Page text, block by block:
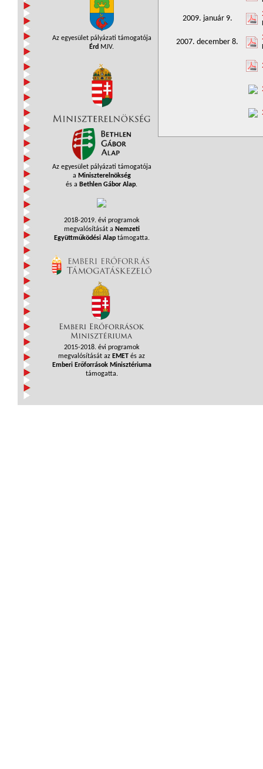
Az egyesület pályázati támogatója
Érd MJV.
Az egyesület pályázati támogatója
a Miniszterelnökség
és a Bethlen Gábor Alap.
2018-2019. évi programok
megvalósítását a Nemzeti
Együttműködési Alaptámogatta.
2015-2018. évi programok
megvalósítását az EMET és az
Emberi Erőforrások Minisztériuma
támogatta.
2009. január 9.
2007. december 8.